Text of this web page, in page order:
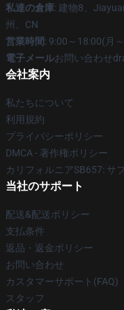
私達の倉庫: 建物8、
州、CN
営業時間: 9:00～18:00(月
電子メールお問い合わせ
会社案内
私たちについて
利用規約
プライバシーポリシー
DMCA - 著作権ポリシー
カリフォルニアSB657: サ
当社のサポート
配送&配送ポリシー
支払条件
返品・返金ポリシー
お問い合わせ
カスタマーサポート(FAQ)
スタッフ